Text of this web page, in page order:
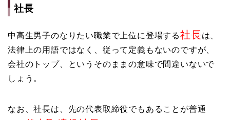
社長
中高生男子のなりたい職業で上位に登場する社長は、
法律上の用語ではなく、従って定義もないのですが、
会社のトップ、というそのままの意味で間違いないで
しょう。
なお、社長は、先の代表取締役でもあることが普通